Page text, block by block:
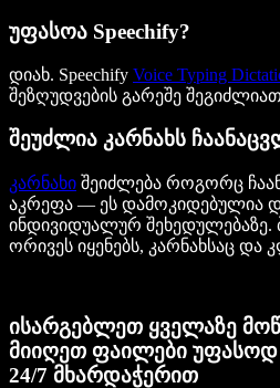
უფასოა Speechify?
დიახ. Speechify Voice Typing
შეზღუდვების გარეშე
შეუძლია კარნახს
კარნახი შეიძლება როგორც
აკრეფა — ეს დამოკიდებულია
ინდივიდუალურ შეხედულებაზე.
ორივეს იყენებს, კარნახსაც და
ისარგებლეთ ყველაზე
მიიღეთ ფაილები
24/7 მხარდაჭერით